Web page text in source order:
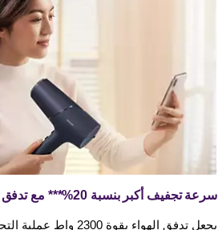
سرعة تجفيف أكبر بنسبة 20%*** مع تدفق هواء قوي يبلغ 2300 واط